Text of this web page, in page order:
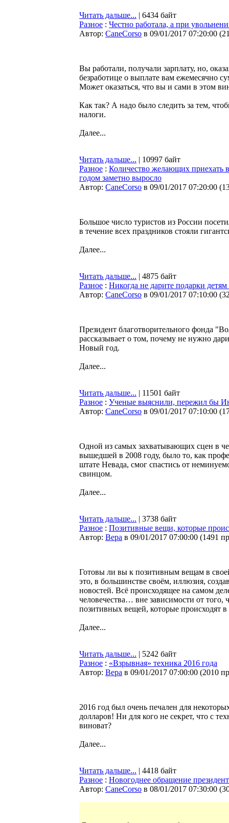
Читать дальше... | 6434 байт
Разное : Честно работала, а при
Автор: CaneCorso в 09/01/2017 07:20:00 (
Вы работали, получали зарплату, но,
безработице о выплате вам ежемесячно
Может оказаться, что вы и сами в этом
Как так? А надо было следить за тем,
налоги.
Далее...
Читать дальше... | 10997 байт
Разное : Количество желающих приехать
годом заметно выросло
Автор: CaneCorso в 09/01/2017 07:20:00 (
Большое число туристов из России
в течение всех праздников стояли
Далее...
Читать дальше... | 4875 байт
Разное : Никогда не дарите подарки
Автор: CaneCorso в 09/01/2017 07:10:00 (
Президент благотворительного фонда
рассказывает о том, почему не нужно
Новый год.
Далее...
Читать дальше... | 11501 байт
Разное : Ученые выяснили, пережил бы
Автор: CaneCorso в 09/01/2017 07:10:00 (
Одной из самых захватывающих сцен в
вышедшей в 2008 году, было то, как
штате Невада, смог спастись от
свинцом.
Далее...
Читать дальше... | 3738 байт
Разное : Позитивные вещи, которые
Автор: Bepa в 09/01/2017 07:00:00 (1491
Готовы ли вы к позитивным вещам в
это, в большинстве своём, иллюзия,
новостей. Всё происходящее на самом
человечества… вне зависимости от
позитивных вещей, которые происходят
Далее...
Читать дальше... | 5242 байт
Разное : «Взрывная» техника 2016 года
Автор: Bepa в 09/01/2017 07:00:00 (2010
2016 год был очень печален для
долларов! Ни для кого не секрет, что с
виноват?
Далее...
Читать дальше... | 4418 байт
Разное : Новогоднее обращение
Автор: CaneCorso в 08/01/2017 07:30:00 (